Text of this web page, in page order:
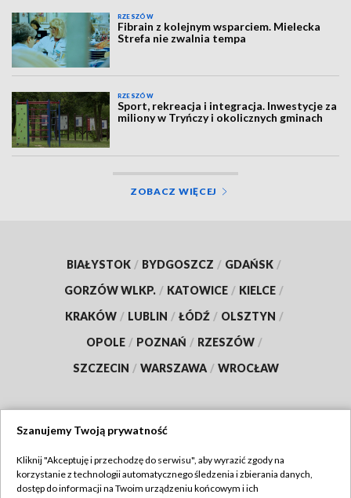
RZESZÓW
Fibrain z kolejnym wsparciem. Mielecka
Strefa nie zwalnia tempa
RZESZÓW
Sport, rekreacja i integracja. Inwestycje za
miliony w Tryńczy i okolicznych gminach
ZOBACZ WIĘCEJ
BIAŁYSTOK / BYDGOSZCZ / GDAŃSK /
GORZÓW WLKP. / KATOWICE / KIELCE /
KRAKÓW / LUBLIN / ŁÓDŹ / OLSZTYN /
OPOLE / POZNAŃ / RZESZÓW /
SZCZECIN / WARSZAWA / WROCŁAW
TVP
Szanujemy Twoją prywatność
Kliknij "Akceptuję i przechodzę do serwisu", aby wyrazić zgody na
korzystanie z technologii automatycznego śledzenia i zbierania danych,
dostęp do informacji na Twoim urządzeniu końcowym i ich